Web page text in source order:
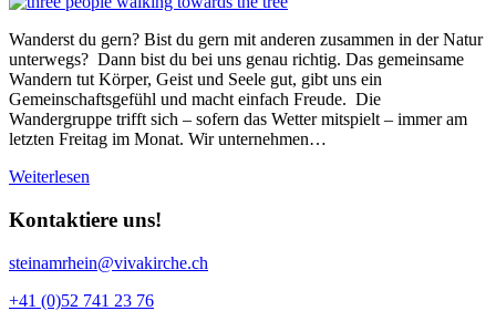
Wanderst du gern? Bist du gern mit anderen zusammen in der Natur
unterwegs? Dann bist du bei uns genau richtig. Das gemeinsame
Wandern tut Körper, Geist und Seele gut, gibt uns ein
Gemeinschaftsgefühl und macht einfach Freude. Die
Wandergruppe trifft sich – sofern das Wetter mitspielt – immer am
letzten Freitag im Monat. Wir unternehmen…
Weiterlesen
Kontaktiere uns!
steinamrhein@vivakirche.ch
+41 (0)52 741 23 76